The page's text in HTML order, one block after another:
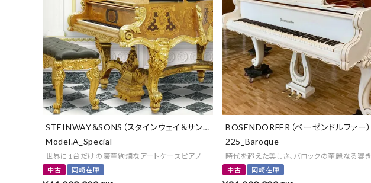
STEINWAY＆SONS（スタインウェイ＆サンズ）
Model.A_Special
世界に1台だけの豪華絢爛なアートケースピアノ
中古 岡崎在庫
BOSENDORFER（ベーゼンドルファー）
225_Baroque
時代を超えた美しさ、バロックの華麗なる響き
中古 岡崎在庫